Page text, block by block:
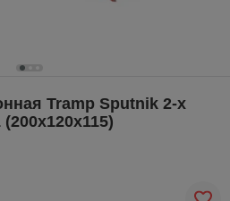
Tramp Sputnik 2-х